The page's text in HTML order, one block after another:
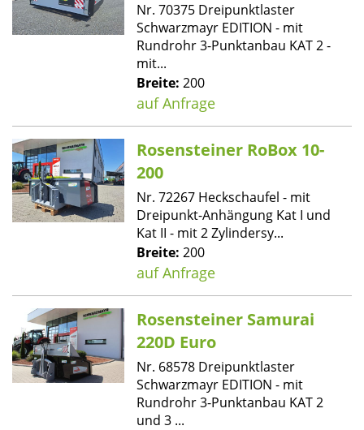
Nr. 70375 Dreipunktlaster
Schwarzmayr EDITION - mit
Rundrohr 3-Punktanbau KAT 2 -
mit...
Breite: 200
auf Anfrage
Rosensteiner RoBox 10-
200
Nr. 72267 Heckschaufel - mit
Dreipunkt-Anhängung Kat I und
Kat II - mit 2 Zylindersy...
Breite: 200
auf Anfrage
Rosensteiner Samurai
220D Euro
Nr. 68578 Dreipunktlaster
Schwarzmayr EDITION - mit
Rundrohr 3-Punktanbau KAT 2
und 3 ...